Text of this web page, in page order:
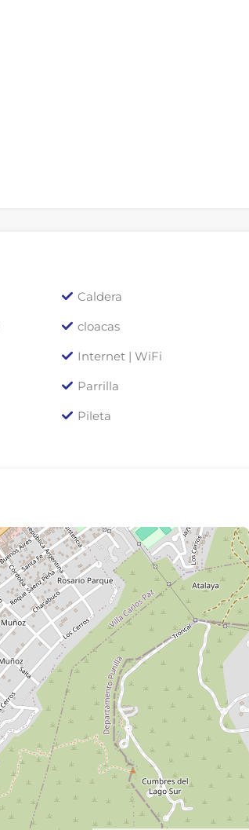
Caldera
cloacas
Internet | WiFi
Parrilla
Pileta